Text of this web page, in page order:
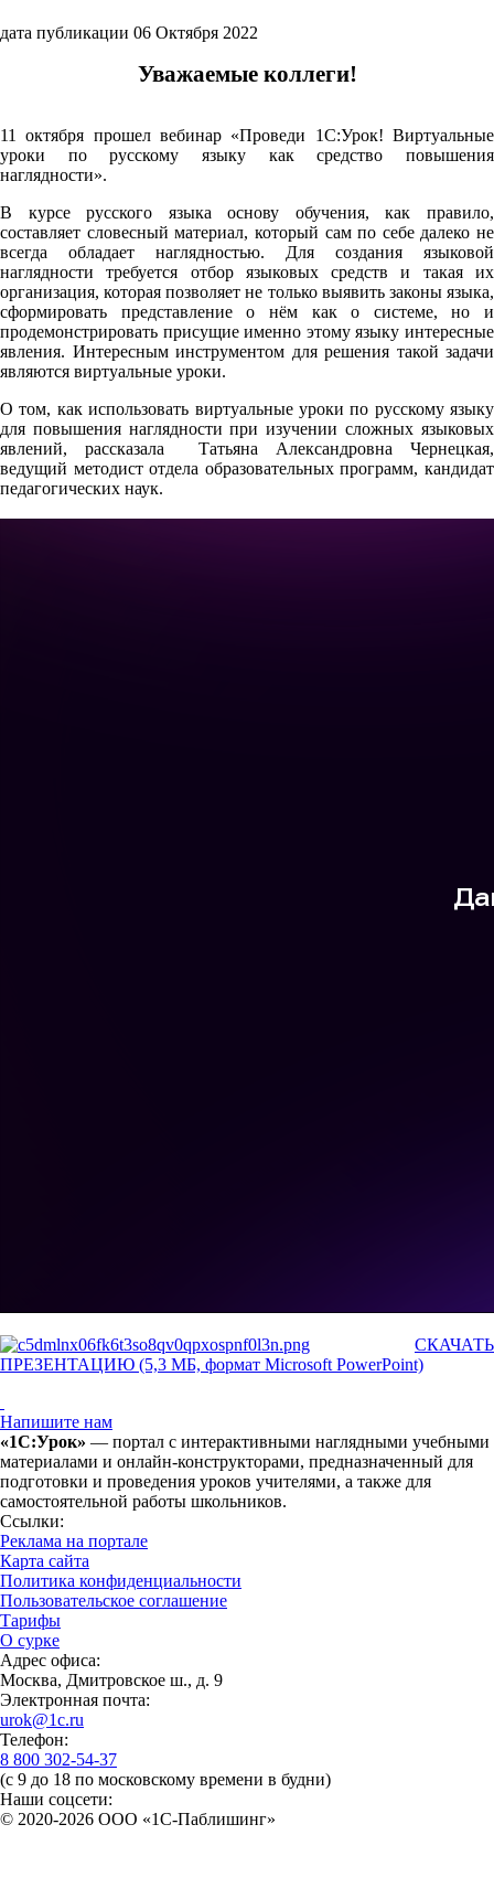
дата публикации 06 Октября 2022
Уважаемые коллеги!
11 октября прошел вебинар «Проведи 1С:Урок! Виртуальные
уроки по русскому языку как средство повышения
наглядности».
В курсе русского языка основу обучения, как правило,
составляет словесный материал, который сам по себе далеко не
всегда обладает наглядностью. Для создания языковой
наглядности требуется отбор языковых средств и такая их
организация, которая позволяет не только выявить законы языка,
сформировать представление о нём как о системе, но и
продемонстрировать присущие именно этому языку интересные
явления. Интересным инструментом для решения такой задачи
являются виртуальные уроки.
О том, как использовать виртуальные уроки по русскому языку
для повышения наглядности при изучении сложных языковых
явлений, рассказала Татьяна Александровна Чернецкая,
ведущий методист отдела образовательных программ, кандидат
педагогических наук.
СКАЧАТЬ
ПРЕЗЕНТАЦИЮ (5,3 МБ, формат Microsoft PowerPoint)
Напишите нам
«1С:Урок» — портал с интерактивными наглядными учебными
материалами и онлайн-конструкторами, предназначенный для
подготовки и проведения уроков учителями, а также для
самостоятельной работы школьников.
Ссылки:
Реклама на портале
Карта сайта
Политика конфиденциальности
Пользовательское соглашение
Тарифы
О сурке
Адрес офиса:
Москва, Дмитровское ш., д. 9
Электронная почта:
urok@1c.ru
Телефон:
8 800 302-54-37
(с 9 до 18 по московскому времени в будни)
Наши соцсети:
© 2020-2026 OOO «1С-Паблишинг»